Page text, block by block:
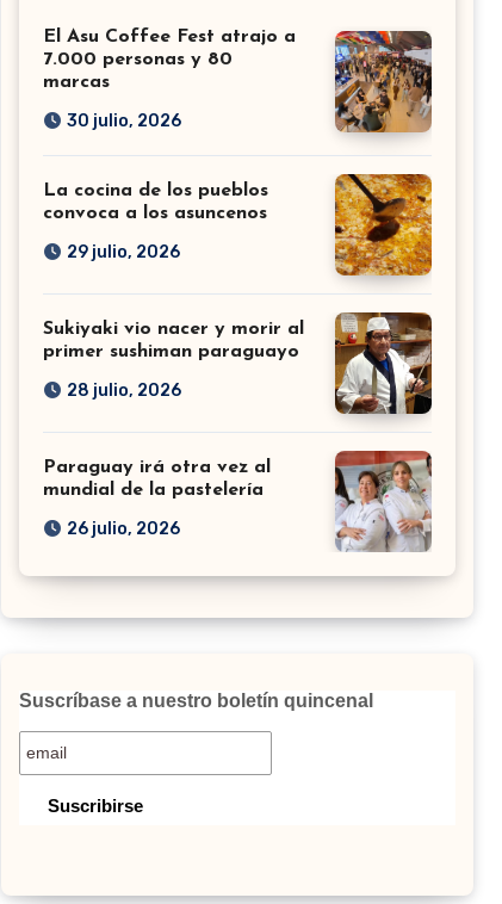
El Asu Coffee Fest atrajo a
7.000 personas y 80
marcas
30 julio, 2026
La cocina de los pueblos
convoca a los asuncenos
29 julio, 2026
Sukiyaki vio nacer y morir al
primer sushiman paraguayo
28 julio, 2026
Paraguay irá otra vez al
mundial de la pastelería
26 julio, 2026
Suscríbase a nuestro boletín quincenal